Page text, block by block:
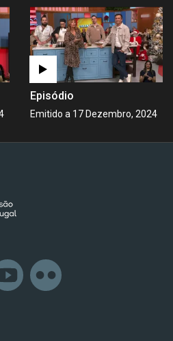
Episódio
Emitido a 17 Dezembro, 2024